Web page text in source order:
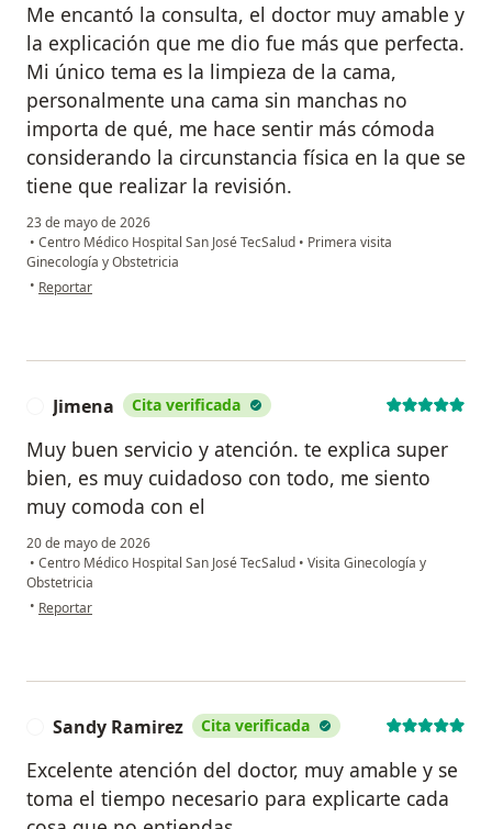
Me encantó la consulta, el doctor muy amable y
la explicación que me dio fue más que perfecta.
Mi único tema es la limpieza de la cama,
personalmente una cama sin manchas no
importa de qué, me hace sentir más cómoda
considerando la circunstancia física en la que se
tiene que realizar la revisión.
23 de mayo de 2026
• Centro Médico Hospital San José TecSalud • Primera visita
Ginecología y Obstetricia
• en opinión del usuario MG
Reportar
Jimena Cita verificada
Muy buen servicio y atención. te explica super
bien, es muy cuidadoso con todo, me siento
muy comoda con el
20 de mayo de 2026
• Centro Médico Hospital San José TecSalud • Visita Ginecología y
Obstetricia
• en opinión del usuario Jimena
Reportar
Sandy Ramirez Cita verificada
Excelente atención del doctor, muy amable y se
toma el tiempo necesario para explicarte cada